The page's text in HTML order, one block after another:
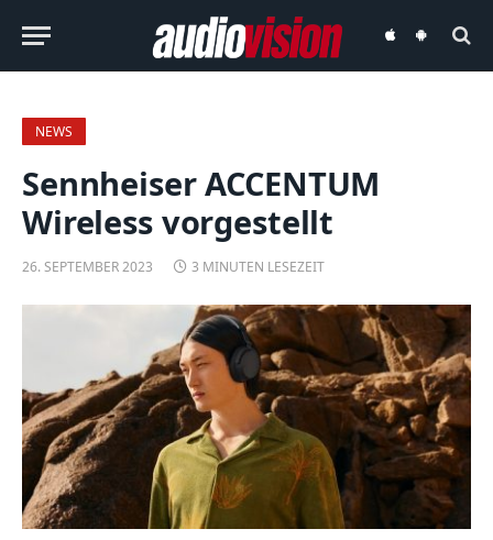
audiovisionaudiovision
NEWS
Sennheiser ACCENTUM
Wireless vorgestellt
26. SEPTEMBER 2023 3 MINUTEN LESEZEIT